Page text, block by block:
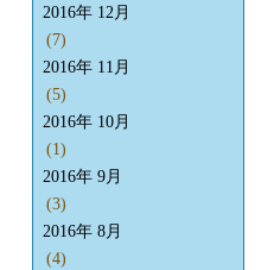
2016年 12月
(7)
2016年 11月
(5)
2016年 10月
(1)
2016年 9月
(3)
2016年 8月
(4)